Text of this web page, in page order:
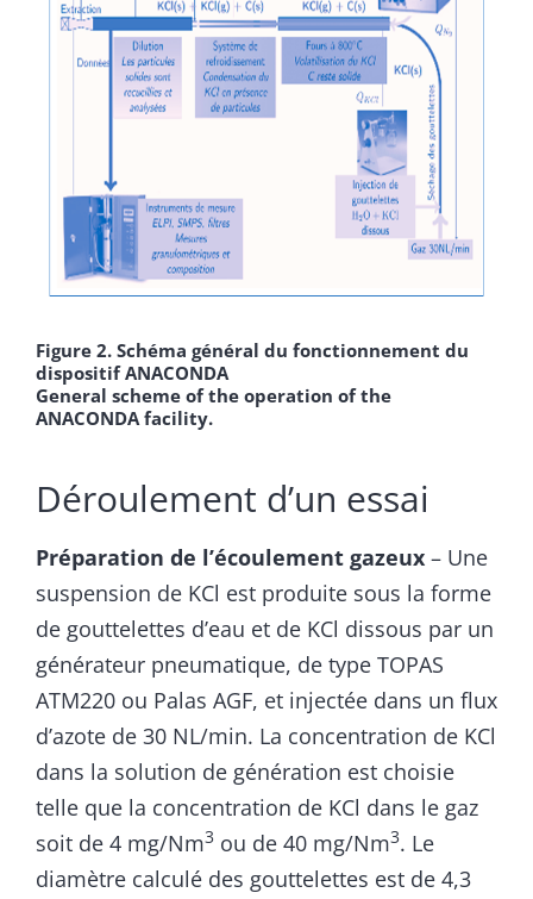
Figure 2. Schéma général du fonctionnement du
dispositif ANACONDA
General scheme of the operation of the
ANACONDA facility.
Déroulement dʼun essai
Préparation de l’écoulement gazeux – Une
suspension de KCl est produite sous la forme
de gouttelettes d’eau et de KCl dissous par un
générateur pneumatique, de type TOPAS
ATM220 ou Palas AGF, et injectée dans un flux
d’azote de 30 NL/min. La concentration de KCl
dans la solution de génération est choisie
telle que la concentration de KCl dans le gaz
soit de 4 mg/Nm3 ou de 40 mg/Nm3. Le
diamètre calculé des gouttelettes est de 4,3